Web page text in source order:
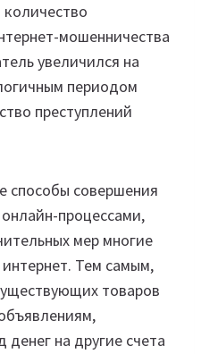
мошенничества
увеличился на
периодом
преступлений
способы совершения
процессами,
мер многие
Тем самым,
товаров
денег на другие счета